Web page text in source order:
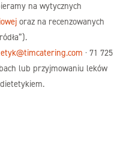
na wytycznych
oraz na recenzowanych
· 71 725
lub przyjmowaniu leków